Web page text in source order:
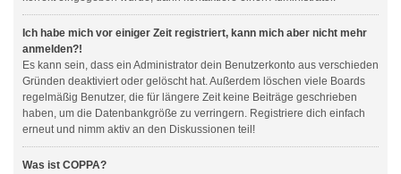
Ich habe mich vor einiger Zeit registriert, kann mich aber nicht mehr
anmelden?!
Es kann sein, dass ein Administrator dein Benutzerkonto aus verschieden
Gründen deaktiviert oder gelöscht hat. Außerdem löschen viele Boards
regelmäßig Benutzer, die für längere Zeit keine Beiträge geschrieben
haben, um die Datenbankgröße zu verringern. Registriere dich einfach
erneut und nimm aktiv an den Diskussionen teil!
Was ist COPPA?